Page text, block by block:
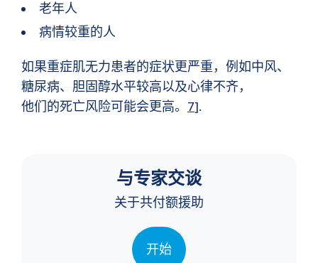
老年人
病情较重的人
如果重症肌无力患者的症状更严重，例如中风、
糖尿病、胆固醇水平较高以及心律不齐，
他们的死亡风险可能会更高。 7].
与专家交谈
关于共付额援助
开始